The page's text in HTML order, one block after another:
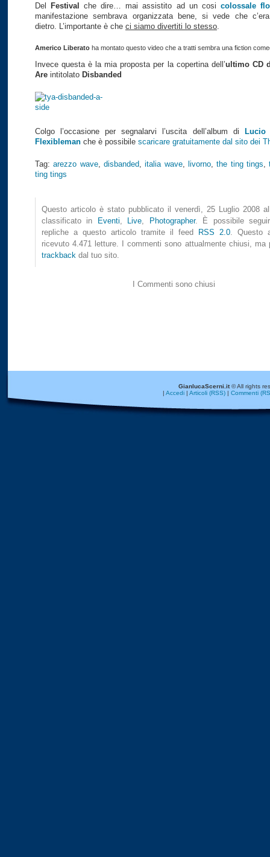
DelFestival che dire… mai assistito ad un cosi colossale
manifestazione sembrava organizzata bene, si vede che
dietro. L’importante è che ci siamo divertiti lo stesso
Americo Liberato ha montato questo video che a tratti sembra una fiction
Invece questa è la mia proposta per la copertina dell’ultimo CD
Are intitolato Disbanded
Colgo l’occasione per segnalarvi l’uscita dell’album di
Flexibleman che è possibile scaricare gratuitamente dal sito dei
Tag:arezzo wave,disbanded,italia wave, livorno,the ting tings,
ting tings
Questo articolo è stato pubblicato il venerdì, 25 Luglio 2008
classificato in
Eventi, Live, Photographer. È possibile
repliche a questo articolo tramite il feed
RSS 2.0. Questo
ricevuto 4.471 letture. I commenti sono attualmente chiusi, ma
trackback dal tuo sito.
I Commenti sono chiusi
GianlucaScerni.it© All rights
| Accedi| Articoli (RSS)| Commenti